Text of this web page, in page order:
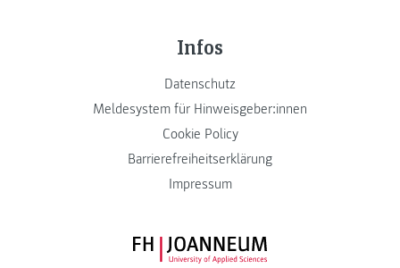
Infos
Datenschutz
Meldesystem für Hinweisgeber:innen
Cookie Policy
Barrierefreiheitserklärung
Impressum
FH JOANNEUM Logo